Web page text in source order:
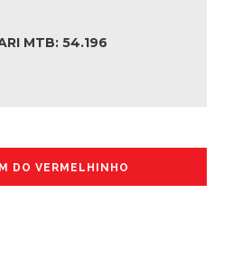
MTB: 54.196
DO VERMELHINHO